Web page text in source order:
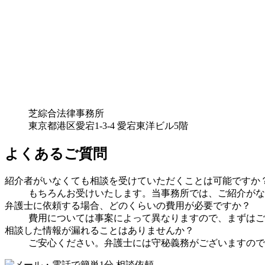
芝綜合法律事務所
東京都港区愛宕1-3-4 愛宕東洋ビル5階
よくあるご質問
紹介者がいなくても相談を受けていただくことは可能ですか
もちろんお受けいたします。当事務所では、ご紹介が
弁護士に依頼する場合、どのくらいの費用が必要ですか？
費用については事案によって異なりますので、まずは
相談した情報が漏れることはありませんか？
ご安心ください。弁護士には守秘義務がございますの